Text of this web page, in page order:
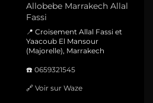
Allobebe Marrakech Allal
Fassi
📍 Croisement Allal Fassi et
Yaacoub El Mansour
(Majorelle), Marrakech
☎️ 0659321545
🔗 Voir sur Waze